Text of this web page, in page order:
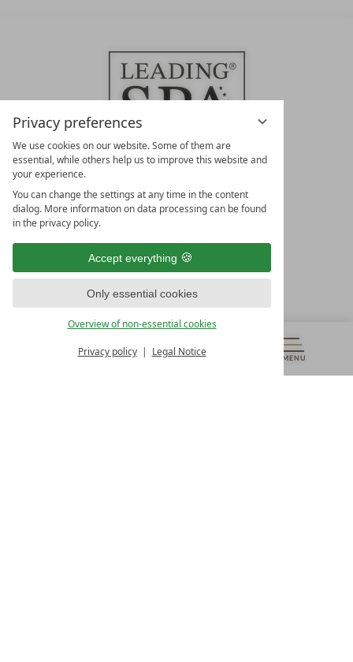
Privacy preferences
We use cookies on our website. Some of them are
essential, while others help us to improve this website and
your experience.
You can change the settings at any time in the content
dialog. More information on data processing can be found
in the privacy policy.
Accept everything
Only essential cookies
Overview of non-essential cookies
Privacy policy Legal Notice
MENU
& MORE ALL RESORTS
LEADING SPA HOTELS &
RESORTS
10. Oktober Str. 17/Top 1
9500 Villach
Österreich
T +43 4242 22077
Monday – Friday
from 8:00 a.m. to 4:00 p.m.